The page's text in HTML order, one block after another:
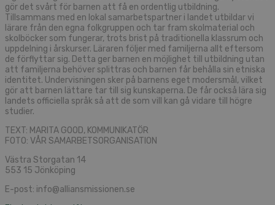
gör det svårt för barnen att få en ordentlig utbildning.
Tillsammans med en lokal samarbetspartner i landet utbildar vi
lärare från den egna folkgruppen och tar fram skolmaterial och
skolböcker som fungerar, trots brist på traditionella klassrum och
uppdelning i årskurser. Läraren följer med familjerna allt eftersom
de förflyttar sig. Detta ger barnen en möjlighet till utbildning utan
att familjerna behöver splittras och barnen får behålla sin etniska
identitet. Undervisningen sker på barnens eget modersmål, vilket
gör att barnen lättare tar till sig kunskaperna. De får också lära sig
landets officiella språk så att de som vill kan gå vidare till högre
studier.
TEXT: MARITA GOOD, KOMMUNIKATÖR
FOTO: VÅR SAMARBETSORGANISATION
Västra Storgatan 14
553 15 Jönköping
E-post: info@alliansmissionen.se